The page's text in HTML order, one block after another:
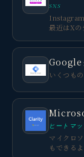
SNS
Instagram
最近はXの
Google
いくつも
ヒートマ
マイクロ
もできるよ